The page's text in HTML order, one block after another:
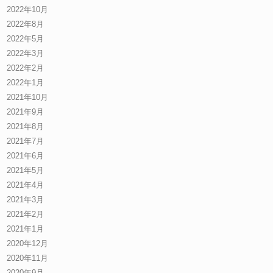
2022年10月
2022年8月
2022年5月
2022年3月
2022年2月
2022年1月
2021年10月
2021年9月
2021年8月
2021年7月
2021年6月
2021年5月
2021年4月
2021年3月
2021年2月
2021年1月
2020年12月
2020年11月